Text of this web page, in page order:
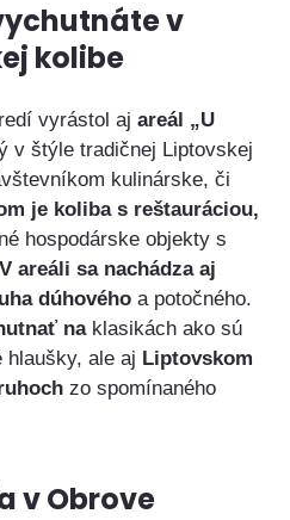
v
kolibe
vyrástol aj areál „U
v štýle tradičnej Liptovskej
kulinárske, či
je koliba s reštauráciou,
hospodárske objekty s
V areáli sa nachádza aj
dúhového a potočného.
na klasikách ako sú
hlaušky, ale aj Liptovskom
zo spomínaného
v Obrove